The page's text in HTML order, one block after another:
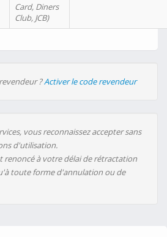
Card, Diners
Club, JCB)
?Activer le code revendeur
vous reconnaissez accepter sans
d'utilisation.
renoncé à votre délai de rétractation
toute forme d'annulation ou de